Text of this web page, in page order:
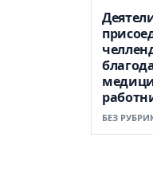
БЕЗ